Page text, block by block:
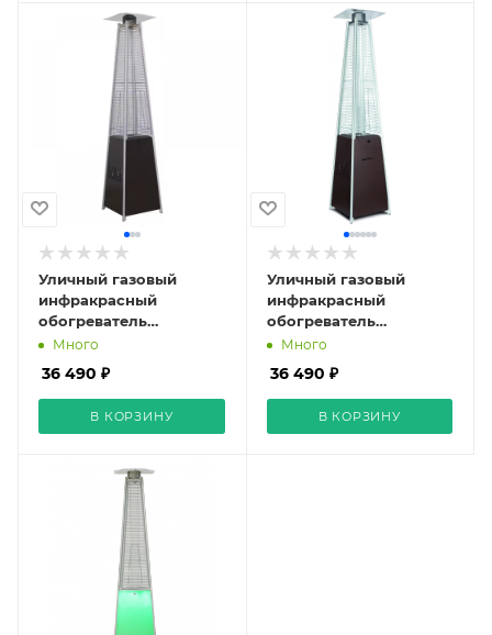
Уличный газовый
инфракрасный
обогреватель
NeoClima 08HW-BG
Много
36 490 ₽
В КОРЗИНУ
Уличный газовый
инфракрасный
обогреватель
NeoClima 08HW-BW
Много
36 490 ₽
В КОРЗИНУ